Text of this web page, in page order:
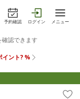
予約確認 ログイン メニュー